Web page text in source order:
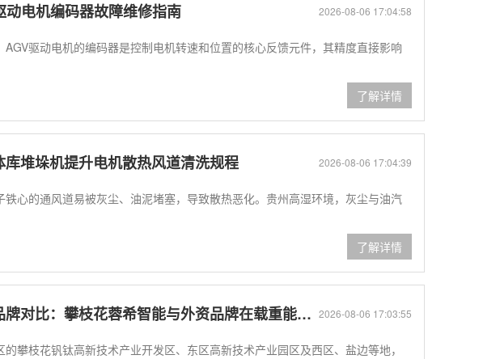
2026-08-06 17:04:58
动电机编码器故障维修指南
AGV驱动电机的编码器是控制电机转速和位置的核心反馈元件，其精度直接影响
了解详情
2026-08-06 17:04:39
库堆垛机提升电机散热风道清洗规程
铁心的通风道易被灰尘、油泥堵塞，导致散热恶化。贵州高湿环境，灰尘与油汽
了解详情
2026-08-06 17:03:55
攀枝花蓉希智能与外资品牌在载重能力与维护成本上的差异分析
攀枝花钒钛高新技术产业开发区、东区高新技术产业园区及西区、盐边等地，